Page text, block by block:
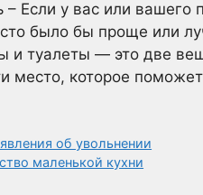
– Если у вас или
было бы проще или
и туалеты — это две
место, которое
об увольнении
маленькой кухни